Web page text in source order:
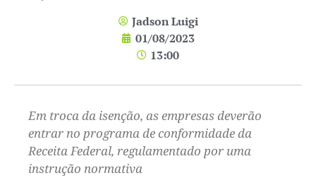
Jadson Luigi
01/08/2023
13:00
Em troca da isenção, as empresas deverão
entrar no programa de conformidade da
Receita Federal, regulamentado por uma
instrução normativa